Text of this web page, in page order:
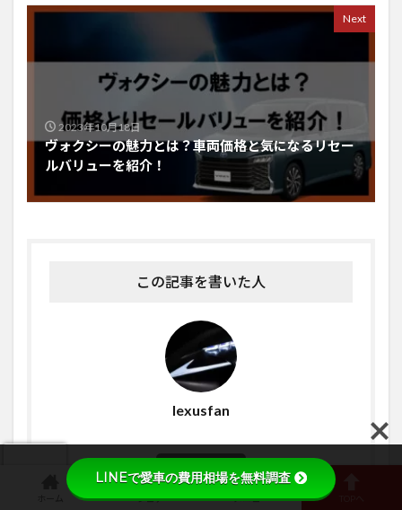
Next
2023年10月18日
ヴォクシーの魅力とは？車両価格と気になるリセー
ルバリューを紹介！
この記事を書いた人
lexusfan
シェア メニュー
LINEで愛車の費用相場を無料調査